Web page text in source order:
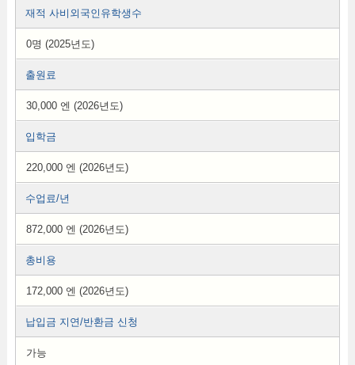
재적 사비외국인유학생수
0명 (2025년도)
출원료
30,000 엔 (2026년도)
입학금
220,000 엔 (2026년도)
수업료/년
872,000 엔 (2026년도)
총비용
172,000 엔 (2026년도)
납입금 지연/반환금 신청
가능